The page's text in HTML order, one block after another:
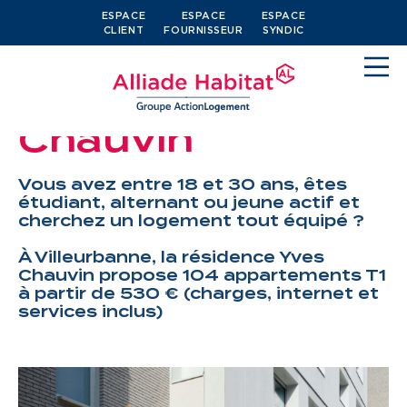
ESPACE
CLIENT
ESPACE
FOURNISSEUR
ESPACE
SYNDIC
Je cherche un logement
J’ai moins de 30 ans
J’ai plus de 65 ans
Résidence Yves
Chauvin
Vous avez entre 18 et 30 ans, êtes
étudiant, alternant ou jeune actif et
cherchez un logement tout équipé ?
À Villeurbanne, la résidence Yves
Chauvin propose 104 appartements T1
à partir de 530 € (charges, internet et
services inclus)